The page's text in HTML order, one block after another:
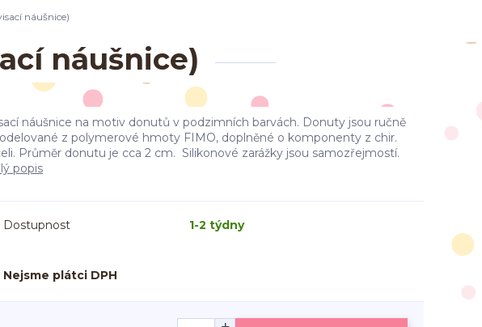
náušnice)
náušnice)
náušnice na motiv donutů v podzimních barvách. Donuty jsou ručně
z polymerové hmoty FIMO, doplněné o komponenty z chir.
Průměr donutu je cca 2 cm. Silikonové zarážky jsou samozřejmostí.
popis
Dostupnost 1-2 týdny
Nejsme plátci DPH